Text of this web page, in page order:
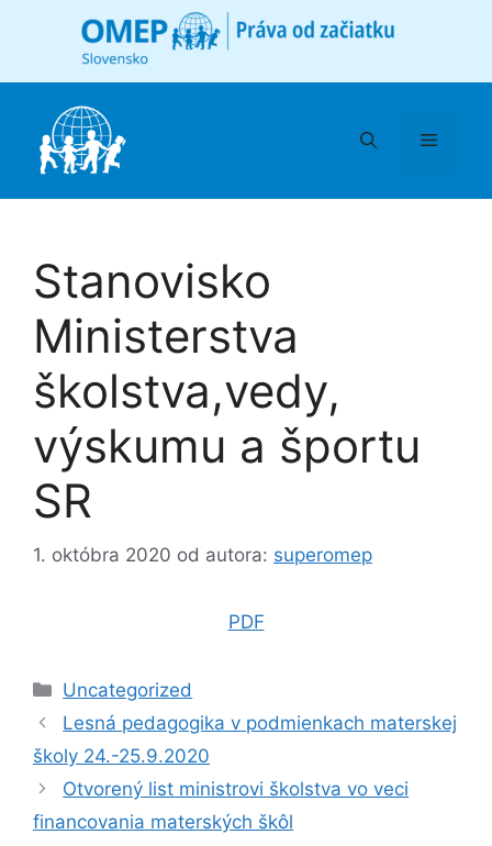
Menu
Stanovisko
Ministerstva
školstva,vedy,
výskumu a športu
SR
1. októbra 2020 od autora: superomep
PDF
Kategórie
Uncategorized
Lesná pedagogika v podmienkach materskej
školy 24.-25.9.2020
Otvorený list ministrovi školstva vo veci
financovania materských škôl